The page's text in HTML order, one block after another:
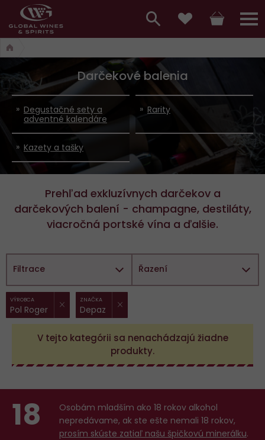
Hlavní
menu,
košík,
vyhledávání,
přihlášení
a
Darčekové balenia
Degustačné sety a
adventné kalendáre
Rarity
Kazety a tašky
Prehľad exkluzívnych darčekov a
darčekových balení - champagne, destiláty,
viacročná portské vína a ďalšie.
Filtrace
Vybrané
filtry:
VÝROBCA
Pol Roger
ZNAČKA
Depaz
Řazení
V tejto kategórii sa nenachádzajú žiadne
produkty.
18
Osobám mladším ako 18 rokov alkohol
nepredávame, ak ste ešte nemali 18 rokov,
prosím skúste zatiaľ našu špičkovú minerálku.